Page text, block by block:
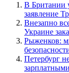
В Британии
заявление
Внезапно
Украине
Рыженков:
Петербург